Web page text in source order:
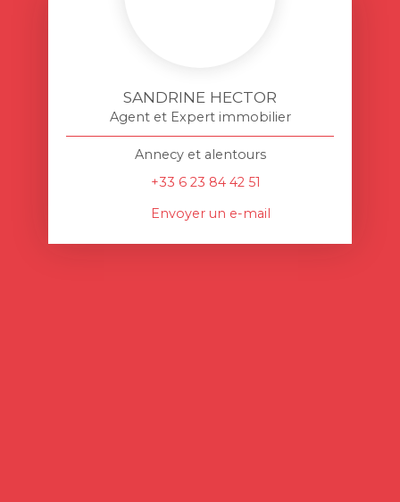
SANDRINE HECTOR
Agent et Expert immobilier
Annecy et alentours
+33 6 23 84 42 51
Envoyer un e-mail